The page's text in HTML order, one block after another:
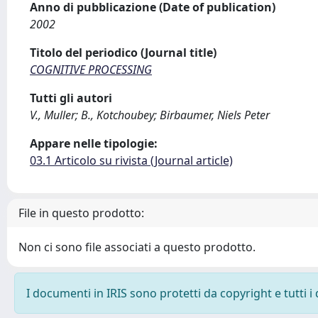
Anno di pubblicazione (Date of publication)
2002
Titolo del periodico (Journal title)
COGNITIVE PROCESSING
Tutti gli autori
V., Muller; B., Kotchoubey; Birbaumer, Niels Peter
Appare nelle tipologie:
03.1 Articolo su rivista (Journal article)
File in questo prodotto:
Non ci sono file associati a questo prodotto.
I documenti in IRIS sono protetti da copyright e tutti